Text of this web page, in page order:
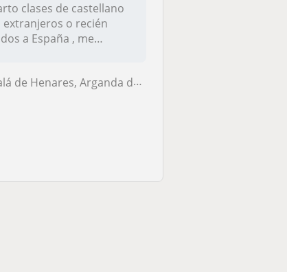
clases de castellano
extranjeros o recién
a España , me
Arganda del Rey, Madrid (Ciudad), San Fernando de H...